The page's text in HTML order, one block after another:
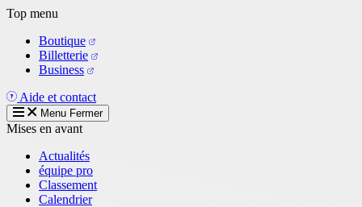
Aller
contenu
principal
Top menu
Boutique
Billetterie
Business
Aide et contact
Menu Fermer
Mises en avant
Actualités
équipe pro
Classement
Calendrier